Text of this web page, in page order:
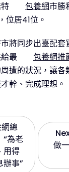
包養網市勝
位居41位。
將同步出臺配
最
包養網推
遭的狀況，讓
幹、完成理想。
總
“為老
用得
辦事”
做